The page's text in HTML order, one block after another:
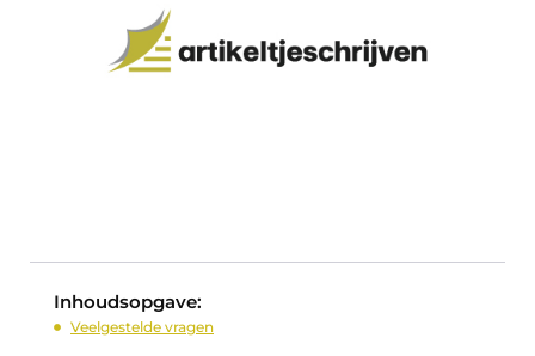
Inhoudsopgave:
Veelgestelde vragen